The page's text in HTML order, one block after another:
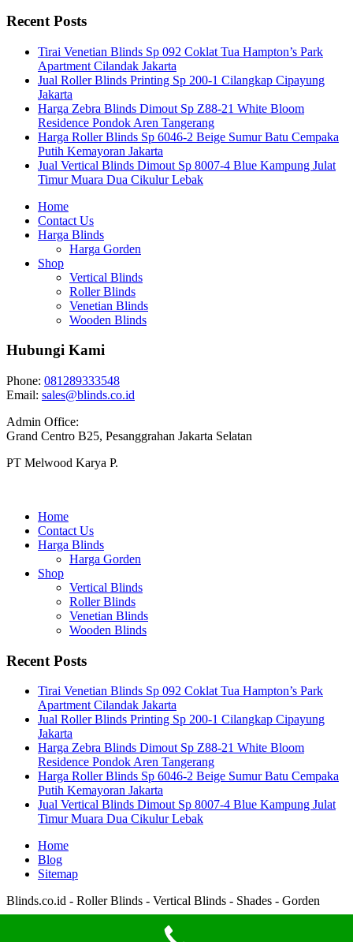
Recent Posts
Tirai Venetian Blinds Sp 092 Coklat Tua Hampton’s Park
Apartment Cilandak Jakarta
Jual Roller Blinds Printing Sp 200-1 Cilangkap Cipayung
Jakarta
Harga Zebra Blinds Dimout Sp Z88-21 White Bloom
Residence Pondok Aren Tangerang
Harga Roller Blinds Sp 6046-2 Beige Sumur Batu Cempaka
Putih Kemayoran Jakarta
Jual Vertical Blinds Dimout Sp 8007-4 Blue Kampung Julat
Timur Muara Dua Cikulur Lebak
Home
Contact Us
Harga Blinds
Harga Gorden
Shop
Vertical Blinds
Roller Blinds
Venetian Blinds
Wooden Blinds
Hubungi Kami
Phone: 081289333548
Email: sales@blinds.co.id
Admin Office:
Grand Centro B25, Pesanggrahan Jakarta Selatan
PT Melwood Karya P.
Home
Contact Us
Harga Blinds
Harga Gorden
Shop
Vertical Blinds
Roller Blinds
Venetian Blinds
Wooden Blinds
Recent Posts
Tirai Venetian Blinds Sp 092 Coklat Tua Hampton’s Park
Apartment Cilandak Jakarta
Jual Roller Blinds Printing Sp 200-1 Cilangkap Cipayung
Jakarta
Harga Zebra Blinds Dimout Sp Z88-21 White Bloom
Residence Pondok Aren Tangerang
Harga Roller Blinds Sp 6046-2 Beige Sumur Batu Cempaka
Putih Kemayoran Jakarta
Jual Vertical Blinds Dimout Sp 8007-4 Blue Kampung Julat
Timur Muara Dua Cikulur Lebak
Home
Blog
Sitemap
Blinds.co.id - Roller Blinds - Vertical Blinds - Shades - Gorden